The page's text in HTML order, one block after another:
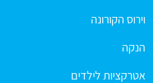
וירוס הקורונה
הנקה
אטרקציות לילדים